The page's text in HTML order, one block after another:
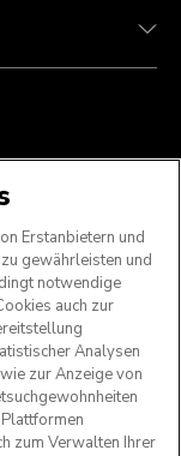
Erstanbietern und
gewährleisten und
notwendige
auch zur
Analysen
zur Anzeige von
zum Verwalten Ihrer